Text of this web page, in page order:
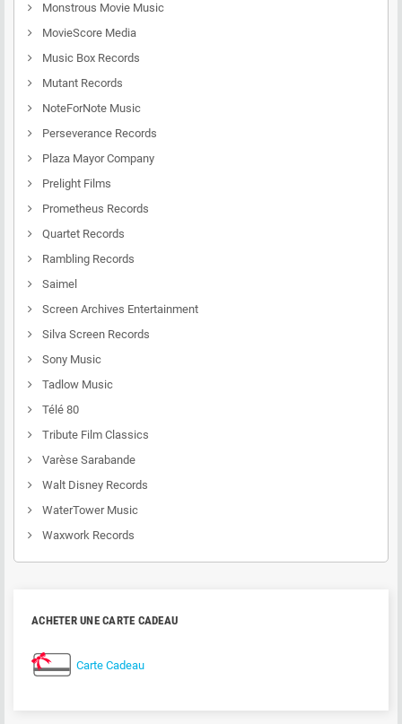
Monstrous Movie Music
MovieScore Media
Music Box Records
Mutant Records
NoteForNote Music
Perseverance Records
Plaza Mayor Company
Prelight Films
Prometheus Records
Quartet Records
Rambling Records
Saimel
Screen Archives Entertainment
Silva Screen Records
Sony Music
Tadlow Music
Télé 80
Tribute Film Classics
Varèse Sarabande
Walt Disney Records
WaterTower Music
Waxwork Records
ACHETER UNE CARTE CADEAU
Carte Cadeau